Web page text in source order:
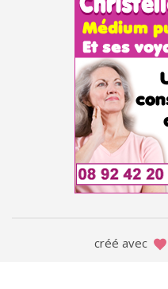
créé avec